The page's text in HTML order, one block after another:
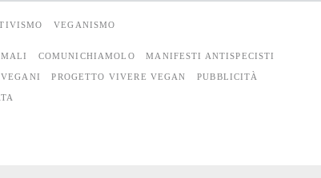
VEGANISMO
COMUNICHIAMOLO MANIFESTI ANTISPECISTI
PROGETTO VIVERE VEGAN PUBBLICITÀ